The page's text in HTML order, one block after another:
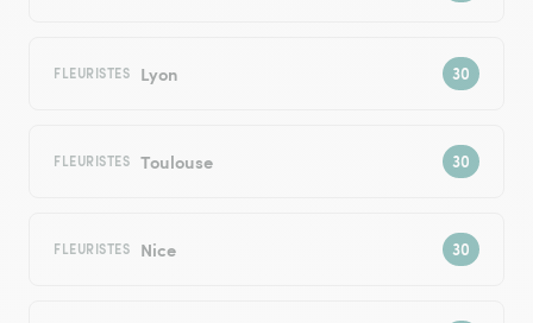
FLEURISTES Lyon
FLEURISTES Toulouse
FLEURISTES Nice